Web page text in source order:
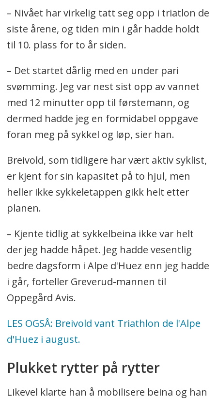
– Nivået har virkelig tatt seg opp i triatlon de
siste årene, og tiden min i går hadde holdt
til 10. plass for to år siden.
– Det startet dårlig med en under pari
svømming. Jeg var nest sist opp av vannet
med 12 minutter opp til førstemann, og
dermed hadde jeg en formidabel oppgave
foran meg på sykkel og løp, sier han.
Breivold, som tidligere har vært aktiv syklist,
er kjent for sin kapasitet på to hjul, men
heller ikke sykkeletappen gikk helt etter
planen.
– Kjente tidlig at sykkelbeina ikke var helt
der jeg hadde håpet. Jeg hadde vesentlig
bedre dagsform i Alpe d'Huez enn jeg hadde
i går, forteller Greverud-mannen til
Oppegård Avis.
LES OGSÅ: Breivold vant Triathlon de l'Alpe
d'Huez i august.
Plukket rytter på rytter
Likevel klarte han å mobilisere beina og han